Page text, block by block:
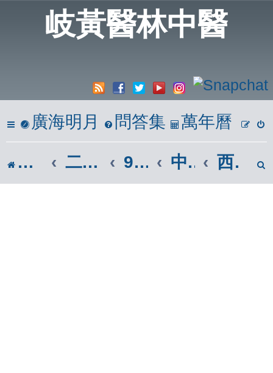
岐黃醫林中醫
廣海明月 問答集 萬年曆
討論區 二、岐黃懸壺居 9.傷科、眼科、外科(按摩、刮痧) 中醫眼科 西醫眼科